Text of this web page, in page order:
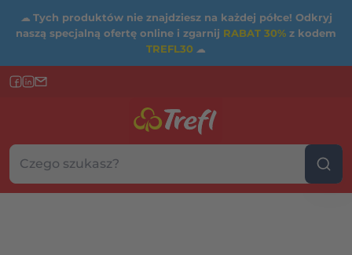
☁ Tych produktów nie znajdziesz na każdej półce! Odkryj
naszą specjalną ofertę online i zgarnij RABAT 30% z kodem
TREFL30 ☁
Szukaj w sklepie...
Wybierz kategorię